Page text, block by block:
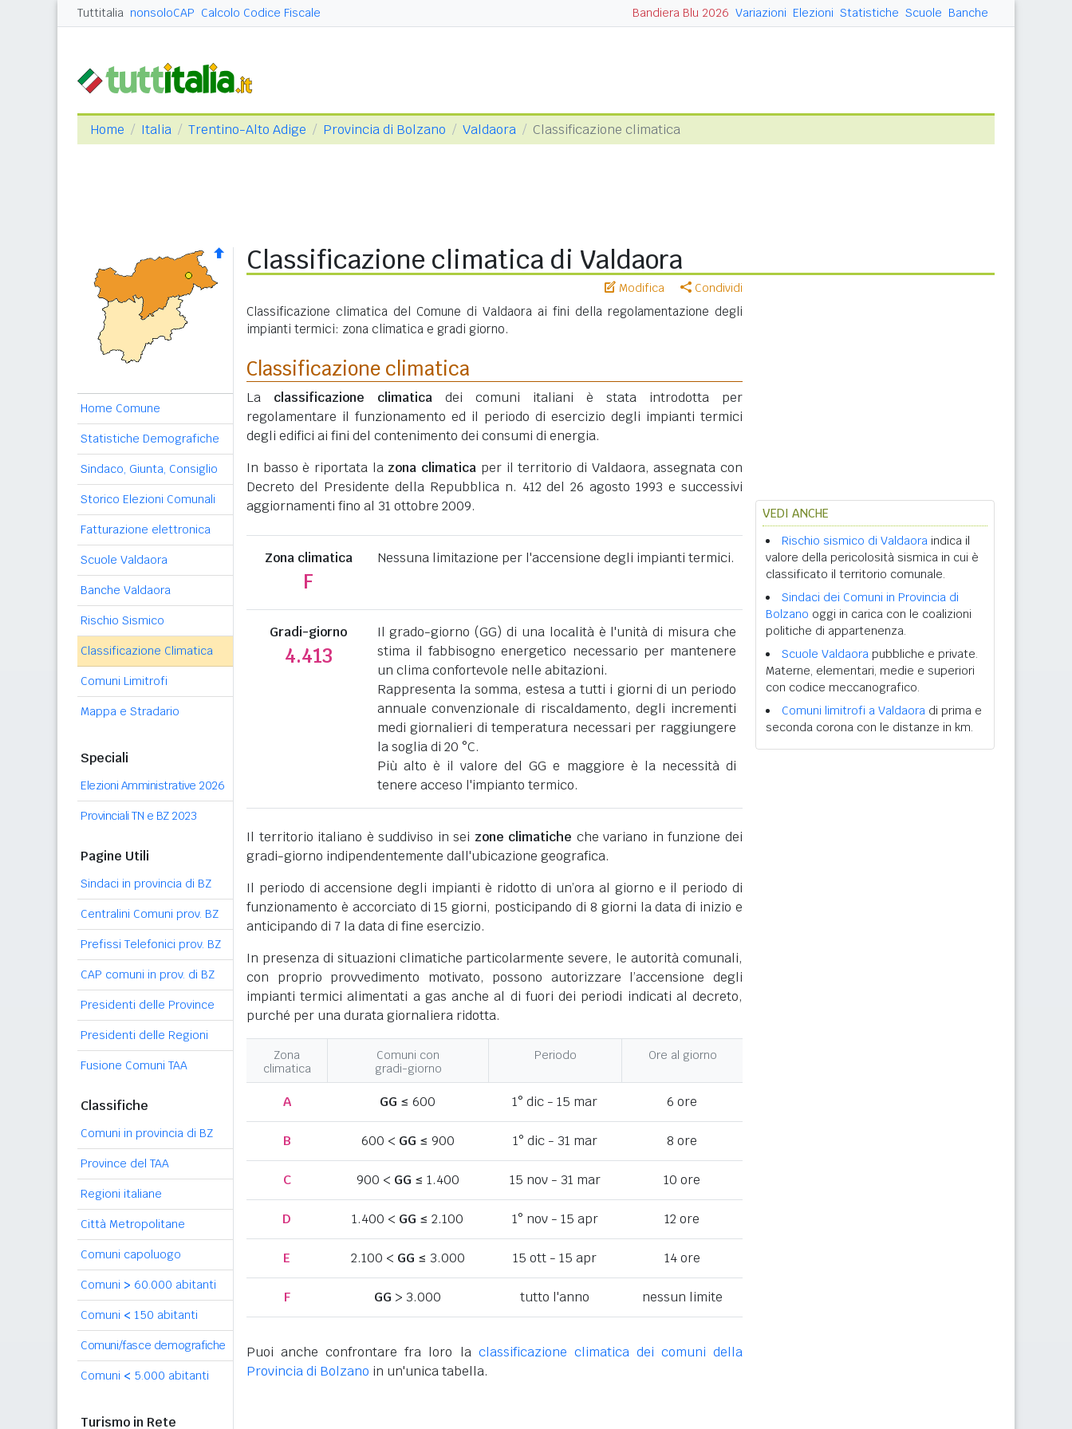
Tuttitalia nonsoloCAP Calcolo Codice Fiscale Bandiera Blu 2026 Variazioni Elezioni Statistiche Scuole Banche
Home Italia Trentino-Alto Adige Provincia di Bolzano Valdaora Classificazione climatica
Home Comune
Statistiche Demografiche
Sindaco, Giunta, Consiglio
Storico Elezioni Comunali
Fatturazione elettronica
Scuole Valdaora
Banche Valdaora
Rischio Sismico
Classificazione Climatica
Comuni Limitrofi
Mappa e Stradario
Speciali
Elezioni Amministrative 2026
Provinciali TN e BZ 2023
Pagine Utili
Sindaci in provincia di BZ
Centralini Comuni prov. BZ
Prefissi Telefonici prov. BZ
CAP comuni in prov. di BZ
Presidenti delle Province
Presidenti delle Regioni
Fusione Comuni TAA
Classifiche
Comuni in provincia di BZ
Province del TAA
Regioni italiane
Città Metropolitane
Comuni capoluogo
Comuni > 60.000 abitanti
Comuni < 150 abitanti
Comuni/fasce demografiche
Comuni < 5.000 abitanti
Turismo in Rete
Classificazione climatica di Valdaora
Modifica Condividi
Classificazione climatica del Comune di Valdaora ai fini della regolamentazione degli
impianti termici: zona climatica e gradi giorno.
Classificazione climatica
La classificazione climatica dei comuni italiani è stata introdotta per
regolamentare il funzionamento ed il periodo di esercizio degli impianti termici
degli edifici ai fini del contenimento dei consumi di energia.
In basso è riportata la zona climatica per il territorio di Valdaora, assegnata con
Decreto del Presidente della Repubblica n. 412 del 26 agosto 1993 e successivi
aggiornamenti fino al 31 ottobre 2009.
Zona climatica
F
Nessuna limitazione per l'accensione degli impianti termici.
Gradi-giorno
4.413
Il grado-giorno (GG) di una località è l'unità di misura che
stima il fabbisogno energetico necessario per mantenere
un clima confortevole nelle abitazioni.
Rappresenta la somma, estesa a tutti i giorni di un periodo
annuale convenzionale di riscaldamento, degli incrementi
medi giornalieri di temperatura necessari per raggiungere
la soglia di 20 °C.
Più alto è il valore del GG e maggiore è la necessità di
tenere acceso l'impianto termico.
Il territorio italiano è suddiviso in sei zone climatiche che variano in funzione dei
gradi-giorno indipendentemente dall'ubicazione geografica.
Il periodo di accensione degli impianti è ridotto di un’ora al giorno e il periodo di
funzionamento è accorciato di 15 giorni, posticipando di 8 giorni la data di inizio e
anticipando di 7 la data di fine esercizio.
In presenza di situazioni climatiche particolarmente severe, le autorità comunali,
con proprio provvedimento motivato, possono autorizzare l’accensione degli
impianti termici alimentati a gas anche al di fuori dei periodi indicati al decreto,
purché per una durata giornaliera ridotta.
Zona
climatica
Comuni con
gradi-giorno
Periodo Ore al giorno
A GG ≤ 600 1° dic - 15 mar 6 ore
B 600 < GG ≤ 900 1° dic - 31 mar 8 ore
C 900 < GG ≤ 1.400 15 nov - 31 mar 10 ore
D 1.400 < GG ≤ 2.100 1° nov - 15 apr 12 ore
E 2.100 < GG ≤ 3.000 15 ott - 15 apr 14 ore
F GG > 3.000 tutto l'anno nessun limite
Puoi anche confrontare fra loro la classificazione climatica dei comuni della
Provincia di Bolzano in un'unica tabella.
VEDI ANCHE
Rischio sismico di Valdaora indica il
valore della pericolosità sismica in cui è
classificato il territorio comunale.
Sindaci dei Comuni in Provincia di
Bolzano oggi in carica con le coalizioni
politiche di appartenenza.
Scuole Valdaora pubbliche e private.
Materne, elementari, medie e superiori
con codice meccanografico.
Comuni limitrofi a Valdaora di prima e
seconda corona con le distanze in km.